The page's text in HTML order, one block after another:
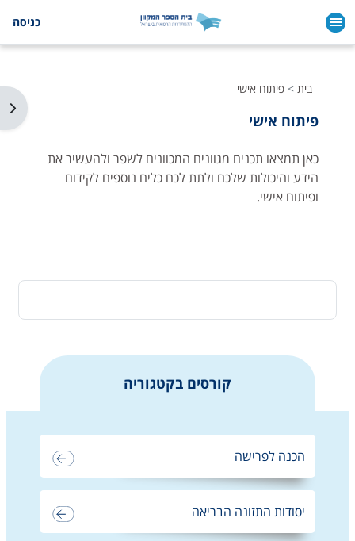
כניסה
בית פיתוח אישי
פיתוח אישי
כאן תמצאו תכנים מגוונים המכוונים לשפר ולהעשיר את
הידע והיכולות שלכם ולתת לכם כלים נוספים לקידום
ופיתוח אישי.
קורסים בקטגוריה
הכנה לפרישה
יסודות התזונה הבריאה